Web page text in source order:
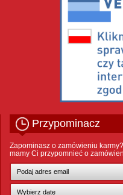
Przypominacz
Zapominasz o zamówieniu
mamy Ci przypomnieć o